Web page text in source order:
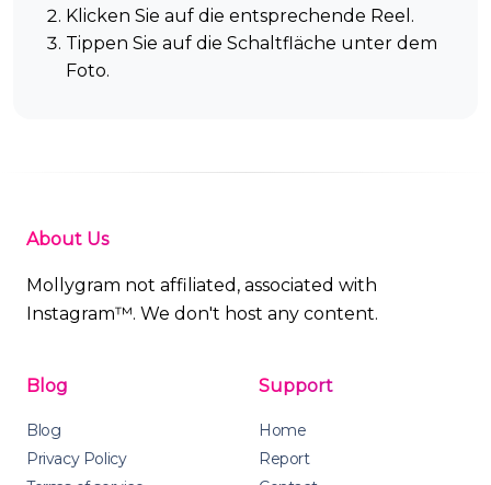
Klicken Sie auf die entsprechende Reel.
Tippen Sie auf die Schaltfläche unter dem
Foto.
About Us
Mollygram not affiliated, associated with
Instagram™. We don't host any content.
Blog
Blog
Privacy Policy
Support
Home
Report